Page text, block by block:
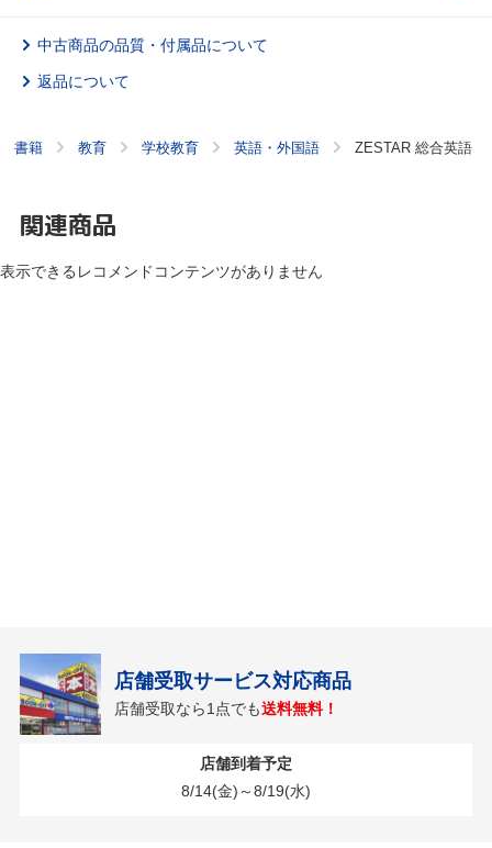
中古商品の品質・付属品について
返品について
書籍 教育 学校教育 英語・外国語 ZESTAR 総合英語
関連商品
表示できるレコメンドコンテンツがありません
店舗受取サービス対応商品
店舗受取なら1点でも送料無料！
店舗到着予定
8/14(金)～8/19(水)